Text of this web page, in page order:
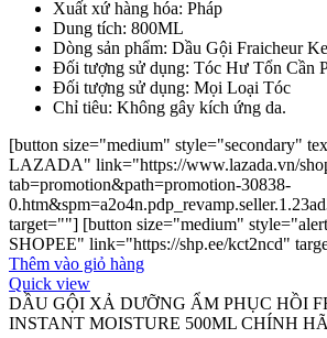
Xuất xứ hàng hóa: Pháp
Dung tích: 800ML
Dòng sản phẩm: Dầu Gội Fraicheur
Đối tượng sử dụng: Tóc Hư Tổn Cần
Đối tượng sử dụng: Mọi Loại Tóc
Chỉ tiêu: Không gây kích ứng da.
[button size="medium" style="secondary"
LAZADA" link="https://www.lazada.vn/
tab=promotion&path=promotion-30838-
target=""] [button size="medium"
SHOPEE" link="https://shp.ee/kct2ncd"
Thêm vào giỏ hàng
Quick view
DẦU GỘI XẢ DƯỠNG ẨM PHỤC HỒI
INSTANT MOISTURE 500ML CHÍNH